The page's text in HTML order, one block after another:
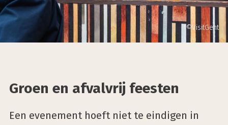
©VisitGent
Groen en afvalvrij feesten
Een evenement hoeft niet te eindigen in